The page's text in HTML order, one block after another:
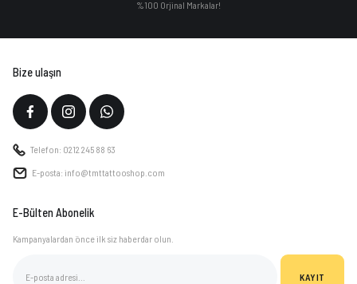
%100 Orjinal Markalar!
Bize ulaşın
Telefon: 0212 245 88 63
E-posta: info@tmttattooshop.com
E-Bülten Abonelik
Kampanyalardan önce ilk siz haberdar olun.
KAYIT